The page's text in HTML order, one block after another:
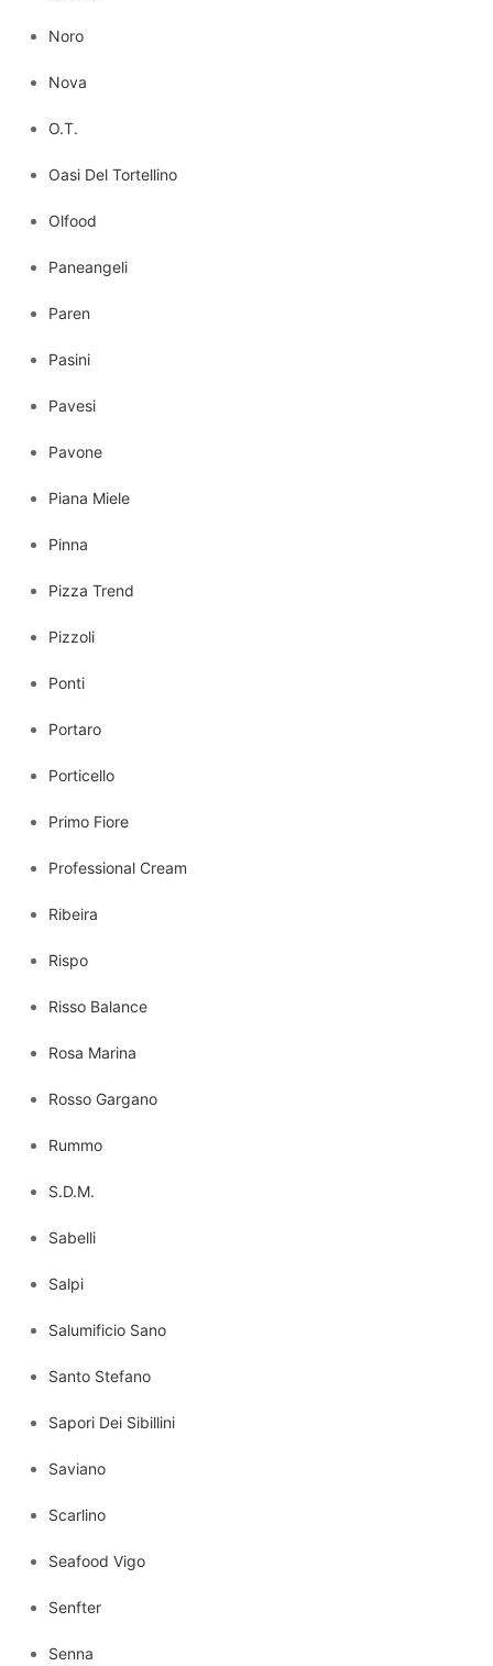
Noro
Nova
O.T.
Oasi Del Tortellino
Olfood
Paneangeli
Paren
Pasini
Pavesi
Pavone
Piana Miele
Pinna
Pizza Trend
Pizzoli
Ponti
Portaro
Porticello
Primo Fiore
Professional Cream
Ribeira
Rispo
Risso Balance
Rosa Marina
Rosso Gargano
Rummo
S.D.M.
Sabelli
Salpi
Salumificio Sano
Santo Stefano
Sapori Dei Sibillini
Saviano
Scarlino
Seafood Vigo
Senfter
Senna